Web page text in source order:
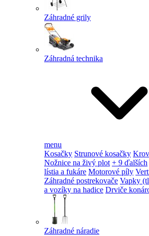
Záhradné grily
Záhradná technika
menu
Kosačky Strunové kosačky
Nožnice na živý plot + 9 ďalších
lístia a fukáre Motorové píly
Záhradné postrekovače Vapky
a vozíky na hadice Drviče
Záhradné náradie